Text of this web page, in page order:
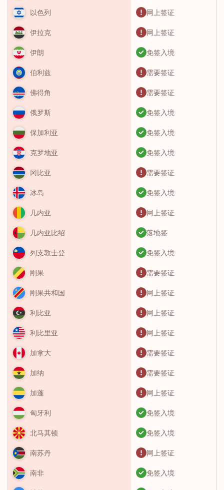
以色列 网上签证
伊拉克 网上签证
伊朗 免签入境
伯利兹 需要签证
佛得角 需要签证
俄罗斯 免签入境
保加利亚 免签入境
克罗地亚 免签入境
冈比亚 需要签证
冰岛 免签入境
几内亚 网上签证
几内亚比绍 落地签
列支敦士登 免签入境
刚果 需要签证
刚果共和国 网上签证
利比亚 网上签证
利比里亚 网上签证
加拿大 需要签证
加纳 需要签证
加蓬 网上签证
匈牙利 免签入境
北马其顿 免签入境
南苏丹 网上签证
南非 免签入境